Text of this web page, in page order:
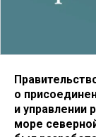
о
и управлении
море